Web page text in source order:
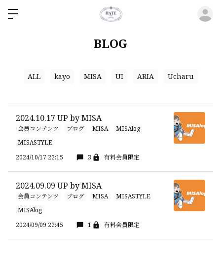
BLOG
ALL kayo MISA UI ARIA Ucharu
2024.10.17 UP by MISA
会員コンテンツ ブログ MISA
MISAlog
MISASTYLE
2024/10/17 22:15
3 有料会員限定
2024.09.09 UP by MISA
会員コンテンツ ブログ MISA
MISASTYLE
MISAlog
2024/09/09 22:45
1 有料会員限定